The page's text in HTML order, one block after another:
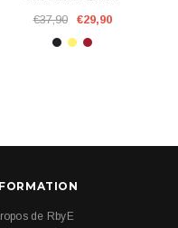
€37,90 €29,90
de RbyE